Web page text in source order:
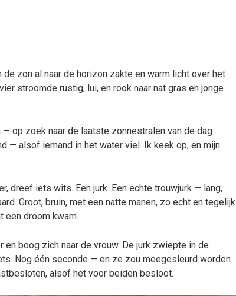
zon al naar de horizon zakte en warm licht over het
stroomde rustig, lui, en rook naar nat gras en jonge
op zoek naar de laatste zonnestralen van de dag.
— alsof iemand in het water viel. Ik keek op, en mijn
dreef iets wits. Een jurk. Een echte trouwjurk — lang,
Groot, bruin, met een natte manen, zo echt en tegelijk
een droom kwam.
boog zich naar de vrouw. De jurk zwiepte in de
Nog één seconde — en ze zou meegesleurd worden.
alsof het voor beiden besloot.